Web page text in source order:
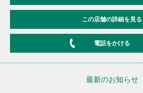
この店舗の詳細を見る
電話をかける
最新のお知らせ